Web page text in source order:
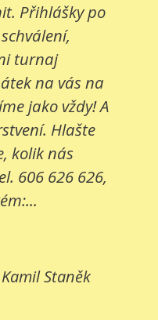
Přihlášky po
turnaj
na vás na
jako vždy! A
Hlašte
kolik nás
606 626 626,
Staněk